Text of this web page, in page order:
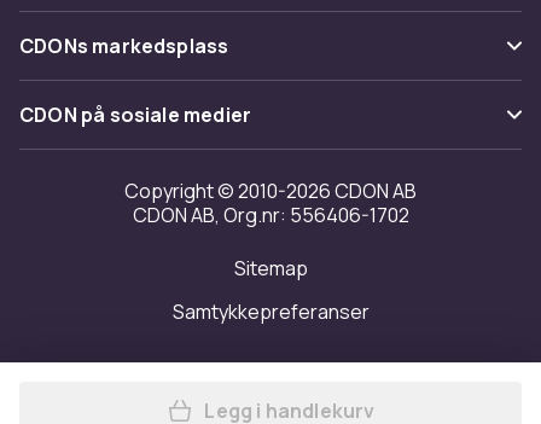
Tilbakekallinger
Varemerker
Om oss
Kundeanmeldelser
Jobbe på CDON
Investor relations
Tilgjengelighet
CDONs markedsplass
Merchant Help Center
CDON på sosiale medier
Copyright © 2010-2026 CDON AB
CDON AB, Org.nr: 556406-1702
Sitemap
Samtykkepreferanser
Legg i handlekurv